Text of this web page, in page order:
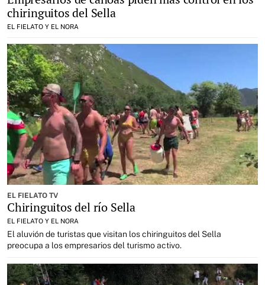
chiringuitos del Sella
EL FIELATO Y EL NORA
EL FIELATO TV
Chiringuitos del río Sella
EL FIELATO Y EL NORA
El aluvión de turistas que visitan los chiringuitos del Sella
preocupa a los empresarios del turismo activo.